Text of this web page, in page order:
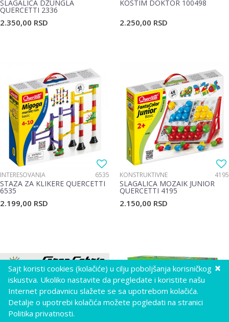
SLAGALICA DŽUNGLA
QUERCETTI 2336
2.350,00 RSD
KOSTIM DOKTOR 100498
2.250,00 RSD
INTERESOVANJA 6535
STAZA ZA KLIKERE QUERCETTI
6535
2.199,00 RSD
KONSTRUKTIVNE 4195
SLAGALICA MOZAIK JUNIOR
QUERCETTI 4195
2.150,00 RSD
×
Sajt koristi cookies (kolačiće) u cilju poboljšanja korisničkog
iskustva. Ukoliko nastavite da pregledate i koristite našu
Internet prodavnicu slažete se sa upotrebom kolačića.
Detalje o upotrebi kolačića možete pogledati na stranici
Politika privatnosti.